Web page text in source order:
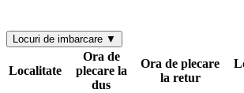
Locuri de imbarcare ▼
Localitate
Ora de
plecare la
dus
Ora de plecare
la retur